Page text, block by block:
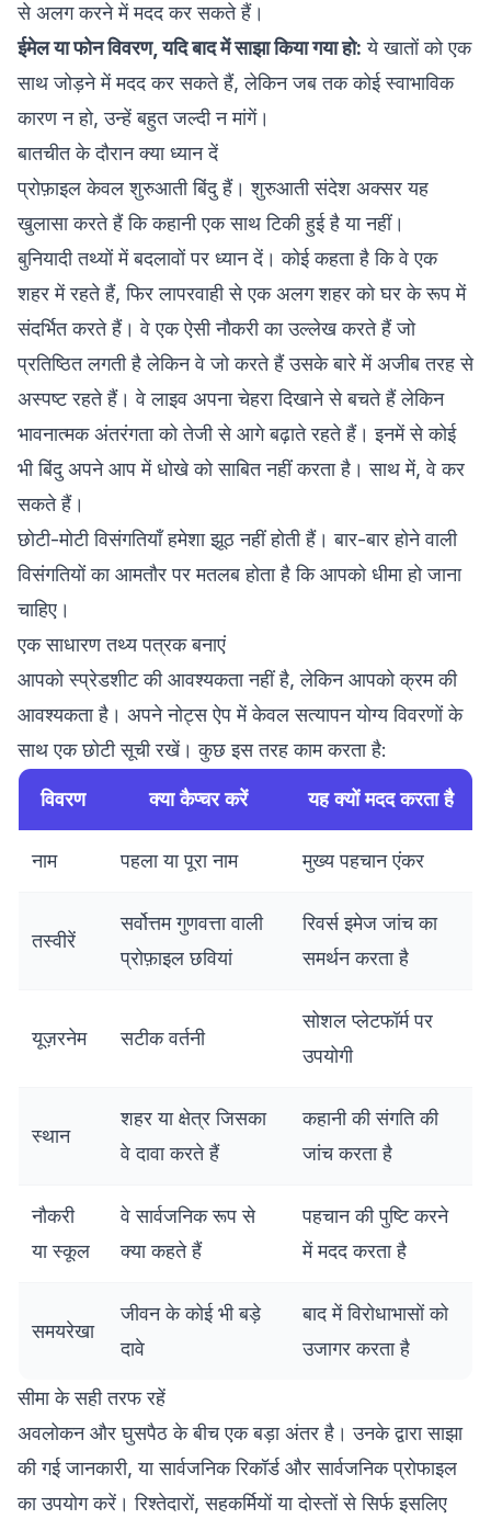
से अलग करने में मदद कर सकते हैं।
ईमेल या फोन विवरण, यदि बाद में साझा किया गया हो: ये खातों को एक
साथ जोड़ने में मदद कर सकते हैं, लेकिन जब तक कोई स्वाभाविक
कारण न हो, उन्हें बहुत जल्दी न मांगें।
बातचीत के दौरान क्या ध्यान दें
प्रोफ़ाइल केवल शुरुआती बिंदु हैं। शुरुआती संदेश अक्सर यह
खुलासा करते हैं कि कहानी एक साथ टिकी हुई है या नहीं।
बुनियादी तथ्यों में बदलावों पर ध्यान दें। कोई कहता है कि वे एक
शहर में रहते हैं, फिर लापरवाही से एक अलग शहर को घर के रूप में
संदर्भित करते हैं। वे एक ऐसी नौकरी का उल्लेख करते हैं जो
प्रतिष्ठित लगती है लेकिन वे जो करते हैं उसके बारे में अजीब तरह से
अस्पष्ट रहते हैं। वे लाइव अपना चेहरा दिखाने से बचते हैं लेकिन
भावनात्मक अंतरंगता को तेजी से आगे बढ़ाते रहते हैं। इनमें से कोई
भी बिंदु अपने आप में धोखे को साबित नहीं करता है। साथ में, वे कर
सकते हैं।
छोटी-मोटी विसंगतियाँ हमेशा झूठ नहीं होती हैं। बार-बार होने वाली
विसंगतियों का आमतौर पर मतलब होता है कि आपको धीमा हो जाना
चाहिए।
एक साधारण तथ्य पत्रक बनाएं
आपको स्प्रेडशीट की आवश्यकता नहीं है, लेकिन आपको क्रम की
आवश्यकता है। अपने नोट्स ऐप में केवल सत्यापन योग्य विवरणों के
साथ एक छोटी सूची रखें। कुछ इस तरह काम करता है:
विवरण क्या कैप्चर करें यह क्यों मदद करता है
नाम पहला या पूरा नाम मुख्य पहचान एंकर
तस्वीरें
सर्वोत्तम गुणवत्ता वाली
प्रोफ़ाइल छवियां
रिवर्स इमेज जांच का
समर्थन करता है
यूज़रनेम सटीक वर्तनी
सोशल प्लेटफॉर्म पर
उपयोगी
स्थान
शहर या क्षेत्र जिसका
वे दावा करते हैं
कहानी की संगति की
जांच करता है
नौकरी
या स्कूल
वे सार्वजनिक रूप से
क्या कहते हैं
पहचान की पुष्टि करने
में मदद करता है
समयरेखा
जीवन के कोई भी बड़े
दावे
बाद में विरोधाभासों को
उजागर करता है
सीमा के सही तरफ रहें
अवलोकन और घुसपैठ के बीच एक बड़ा अंतर है। उनके द्वारा साझा
की गई जानकारी, या सार्वजनिक रिकॉर्ड और सार्वजनिक प्रोफाइल
का उपयोग करें। रिश्तेदारों, सहकर्मियों या दोस्तों से सिर्फ इसलिए